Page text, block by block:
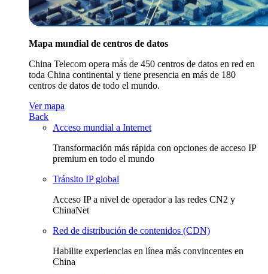
Mapa mundial de centros de datos
China Telecom opera más de 450 centros de datos en red en
toda China continental y tiene presencia en más de 180
centros de datos de todo el mundo.
Ver mapa
Back
Acceso mundial a Internet
Transformación más rápida con opciones de acceso IP
premium en todo el mundo
Tránsito IP global
Acceso IP a nivel de operador a las redes CN2 y
ChinaNet
Red de distribución de contenidos (CDN)
Habilite experiencias en línea más convincentes en
China